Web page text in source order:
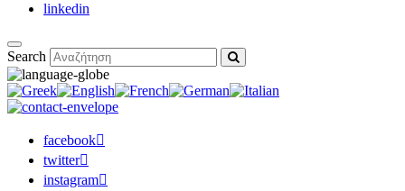
linkedin
Search
facebook
twitter
instagram